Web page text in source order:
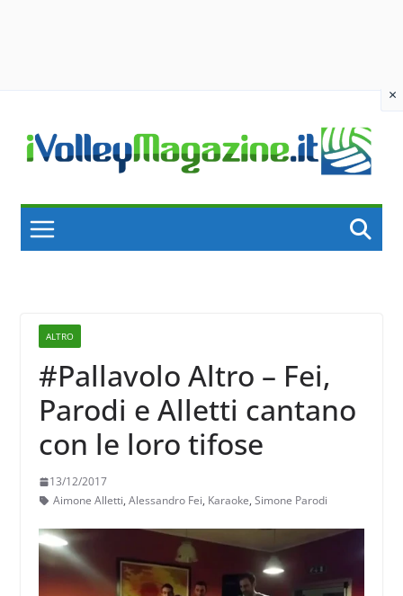
×
content
ALTRO
#Pallavolo Altro – Fei,
Parodi e Alletti cantano
con le loro tifose
13/12/2017
Aimone Alletti, Alessandro Fei, Karaoke, Simone Parodi